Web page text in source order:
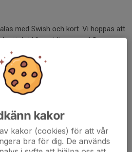
med Swish och kort. Vi hoppas att
att det blir smidigare med flera
även att lägga en
den andra påminnelsen.
i egen regi med skötsel av
Detta stöd täcker inte alla kostnader
planhyror och inköp av
kakor
kakor (cookies) för att vår
bra för dig. De används